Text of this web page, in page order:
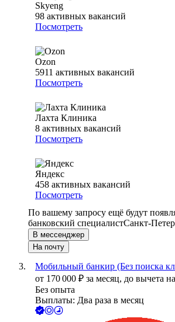
Skyeng
98 активных вакансий
Посмотреть
Ozon
5911 активных вакансий
Посмотреть
Лахта Клиника
8 активных вакансий
Посмотреть
Яндекс
458 активных вакансий
Посмотреть
По вашему запросу ещё будут
банковский специалистСанкт-
В мессенджер
На почту
Мобильный банкир (Без поиска
от 170 000 ₽ за месяц, до вычета
Без опыта
Выплаты: Два раза в месяц